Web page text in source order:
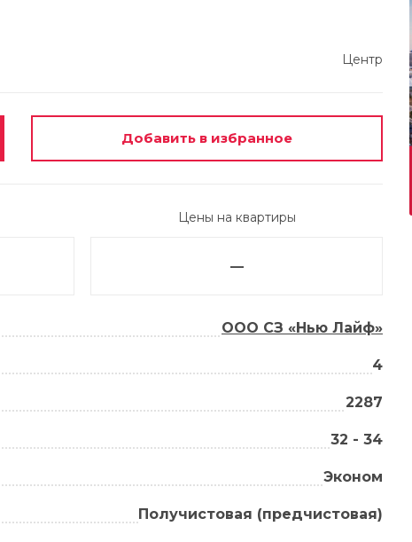
Центр
Добавить в избранное
Цены на квартиры
—
ООО СЗ «Нью Лайф»
4
2287
32 - 34
Эконом
Получистовая (предчистовая)